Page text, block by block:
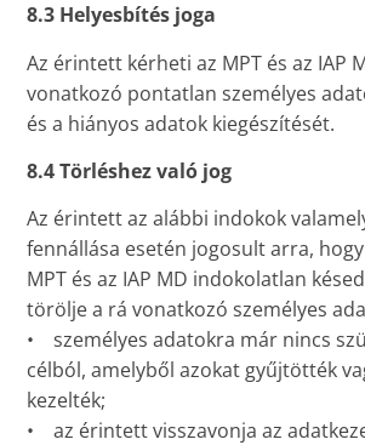
8.3 Helyesbítés joga
Az érintett kérheti az MPT és az IAP
vonatkozó pontatlan személyes
és a hiányos adatok kiegészítését.
8.4 Törléshez való jog
Az érintett az alábbi indokok
fennállása esetén jogosult arra,
MPT és az IAP MD indokolatlan
törölje a rá vonatkozó személyes
• személyes adatokra már nincs
célból, amelyből azokat gyűjtötték
kezelték;
• az érintett visszavonja az